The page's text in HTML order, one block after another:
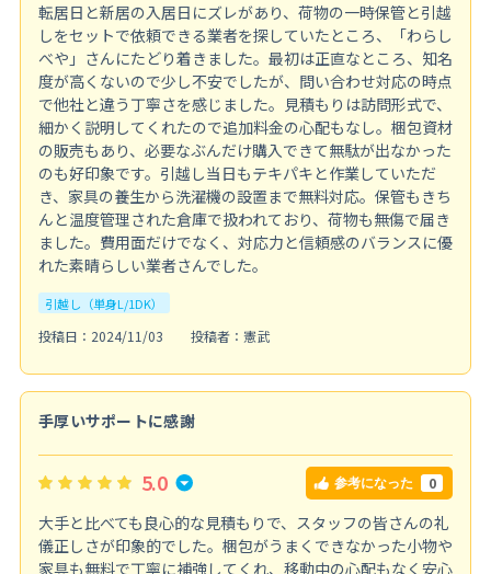
転居日と新居の入居日にズレがあり、荷物の一時保管と引越
しをセットで依頼できる業者を探していたところ、「わらし
べや」さんにたどり着きました。最初は正直なところ、知名
度が高くないので少し不安でしたが、問い合わせ対応の時点
で他社と違う丁寧さを感じました。見積もりは訪問形式で、
細かく説明してくれたので追加料金の心配もなし。梱包資材
の販売もあり、必要なぶんだけ購入できて無駄が出なかった
のも好印象です。引越し当日もテキパキと作業していただ
き、家具の養生から洗濯機の設置まで無料対応。保管もきち
んと温度管理された倉庫で扱われており、荷物も無傷で届き
ました。費用面だけでなく、対応力と信頼感のバランスに優
れた素晴らしい業者さんでした。
引越し（単身L/1DK）
投稿日：2024/11/03 投稿者：憲武
手厚いサポートに感謝
5.0 参考になった 0
大手と比べても良心的な見積もりで、スタッフの皆さんの礼
儀正しさが印象的でした。梱包がうまくできなかった小物や
家具も無料で丁寧に補強してくれ、移動中の心配もなく安心